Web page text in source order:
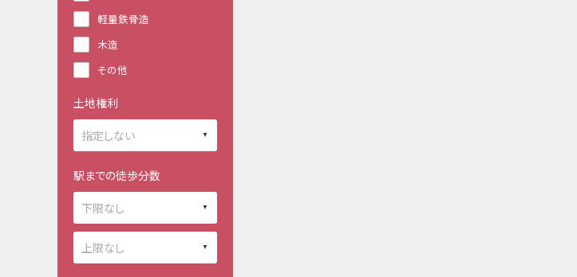
軽量鉄骨造
木造
その他
土地権利
駅までの徒歩分数